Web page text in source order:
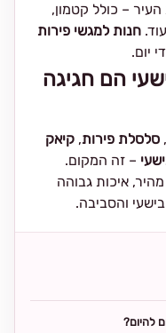
– כולל קטמון,
חנות למגשי פירות
יום.
הם חגיגה
, סלסלת פירות, קיאק
– זה המקום.
איכות גבוהה
והסביבה.
להיום?